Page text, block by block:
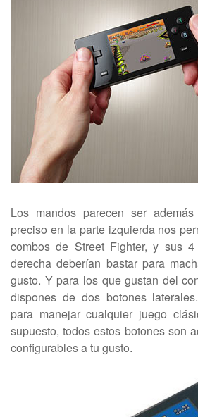
Los mandos parecen ser
preciso en la parte izquierda nos
combos de Street Fighter, y sus
derecha deberían bastar para
gusto. Y para los que gustan del
dispones de dos botones
para manejar cualquier juego
supuesto, todos estos botones son
configurables a tu gusto.